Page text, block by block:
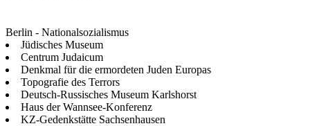
Berlin - Nationalsozialismus
Jüdisches Museum
Centrum Judaicum
Denkmal für die ermordeten Juden Europas
Topografie des Terrors
Deutsch-Russisches Museum Karlshorst
Haus der Wannsee-Konferenz
KZ-Gedenkstätte Sachsenhausen